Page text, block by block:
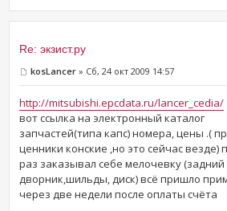
Re: экзист.ру
kosLancer » Сб, 24 окт 2009 14:57
http://mitsubishi.epcdata.ru/lancer_cedia/
вот ссылка на электронный каталог
запчастей(типа капс) номера, цены .(
ценники конские ,но это сейчас везде)
раз заказывал себе мелочевку (задний
дворник,шильды, диск) всё пришло
через две недели после оплаты счёта